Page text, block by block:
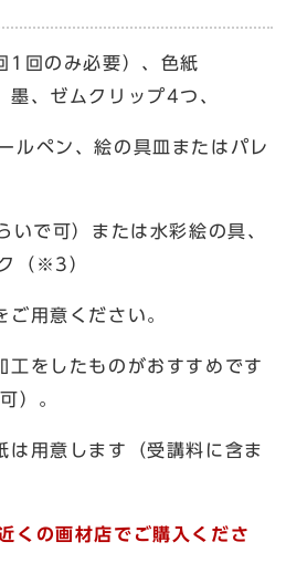
回のみ必要）、色紙
墨、ゼムクリップ4つ、
ルペン、絵の具皿またはパレ
で可）または水彩絵の具、
（※3）
用意ください。
をしたものがおすすめです
）。
用意します（受講料に含ま
くの画材店でご購入くださ